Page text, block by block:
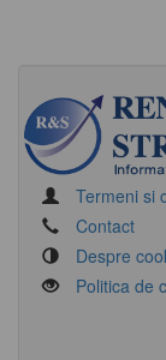
Termeni si
Contact
Despre
Politica de